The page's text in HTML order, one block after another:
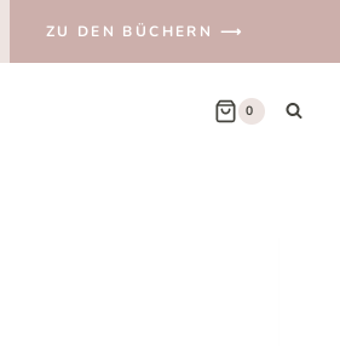
ZU DEN BÜCHERN ⟶
0